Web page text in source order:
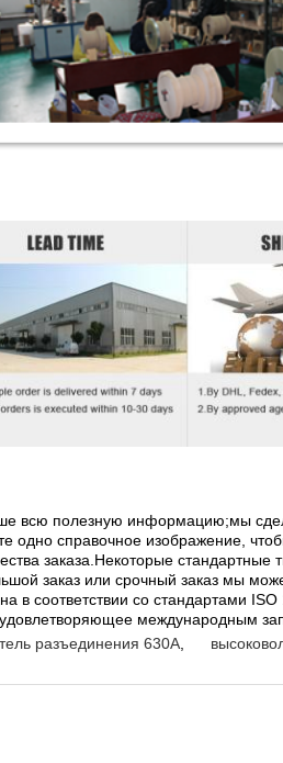
всю полезную информацию;мы
одно справочное изображение,
заказа.Некоторые
заказ или срочный заказ мы
в соответствии со стандартами
международным
разъединения 630A